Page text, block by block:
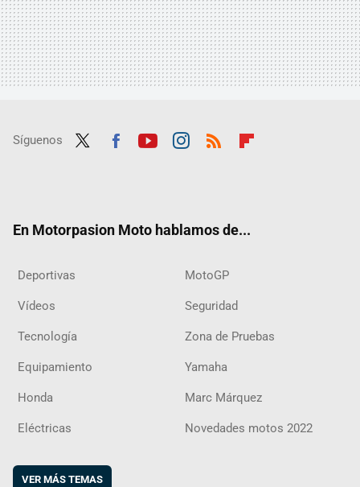
Síguenos
En Motorpasion Moto hablamos de...
Deportivas MotoGP
Vídeos Seguridad
Tecnología Zona de Pruebas
Equipamiento Yamaha
Honda Marc Márquez
Eléctricas Novedades motos 2022
VER MÁS TEMAS